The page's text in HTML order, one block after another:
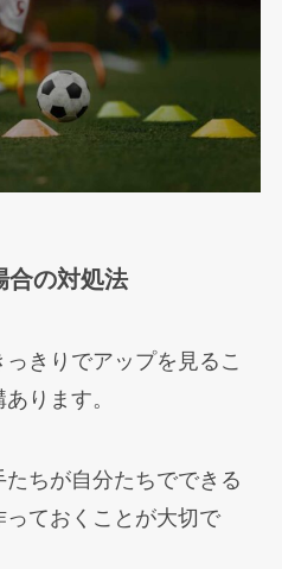
の対処法
きりでアップを見るこ
ります。
ちが自分たちでできる
ておくことが大切で